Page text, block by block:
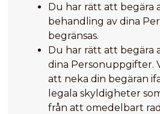
Du har rätt att begära
behandling av dina
begränsas.
Du har rätt att begära
dina Personuppgifter.
att neka din begäran
legala skyldigheter
från att omedelbart